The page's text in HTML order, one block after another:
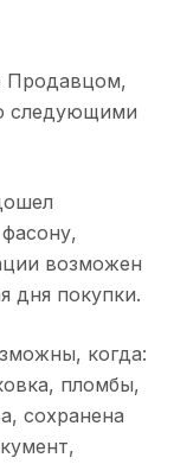
Продавцом,
следующими
возможен
дня покупки.
когда:
пломбы,
сохранена